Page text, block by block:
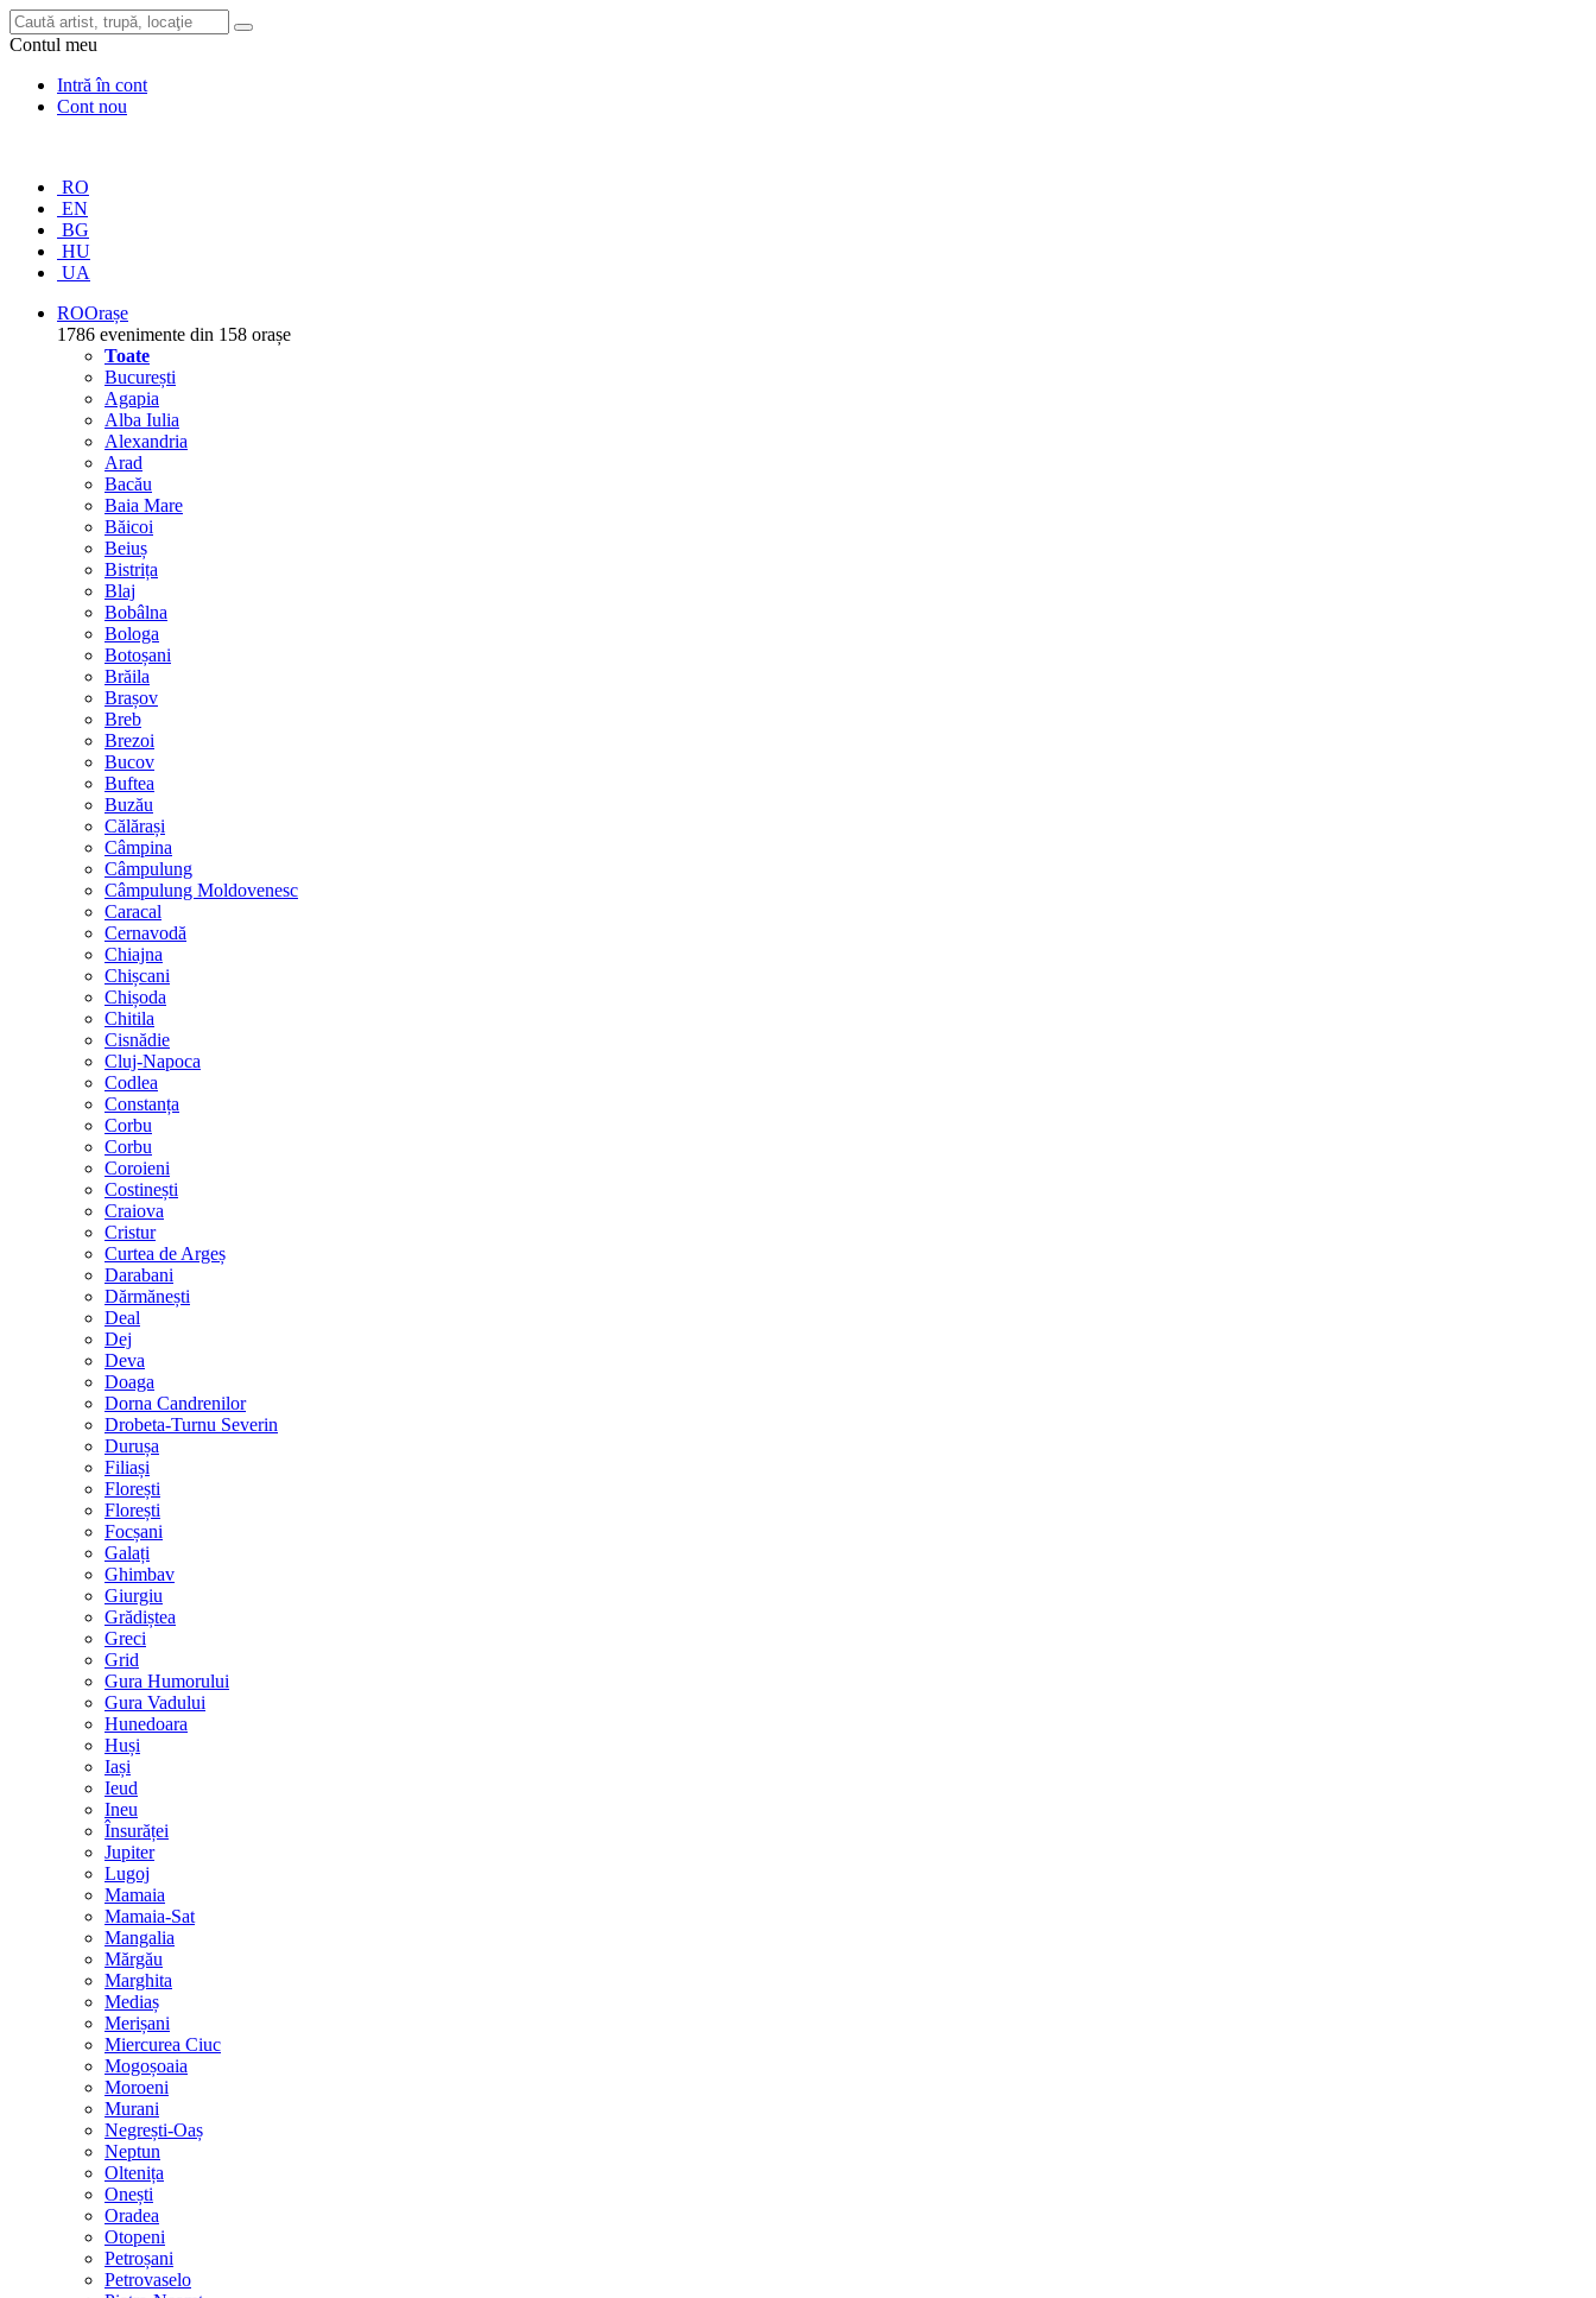
Contul meu
Intră în cont
Cont nou
RO
EN
BG
HU
UA
ROOrașe
1786 evenimente din 158 orașe
Toate
București
Agapia
Alba Iulia
Alexandria
Arad
Bacău
Baia Mare
Băicoi
Beiuș
Bistrița
Blaj
Bobâlna
Bologa
Botoșani
Brăila
Brașov
Breb
Brezoi
Bucov
Buftea
Buzău
Călărași
Câmpina
Câmpulung
Câmpulung Moldovenesc
Caracal
Cernavodă
Chiajna
Chișcani
Chișoda
Chitila
Cisnădie
Cluj-Napoca
Codlea
Constanța
Corbu
Corbu
Coroieni
Costinești
Craiova
Cristur
Curtea de Argeș
Darabani
Dărmănești
Deal
Dej
Deva
Doaga
Dorna Candrenilor
Drobeta-Turnu Severin
Durușa
Filiași
Florești
Florești
Focșani
Galați
Ghimbav
Giurgiu
Grădiștea
Greci
Grid
Gura Humorului
Gura Vadului
Hunedoara
Huși
Iași
Ieud
Ineu
Însurăței
Jupiter
Lugoj
Mamaia
Mamaia-Sat
Mangalia
Mărgău
Marghita
Mediaș
Merișani
Miercurea Ciuc
Mogoșoaia
Moroeni
Murani
Negrești-Oaș
Neptun
Oltenița
Onești
Oradea
Otopeni
Petroșani
Petrovaselo